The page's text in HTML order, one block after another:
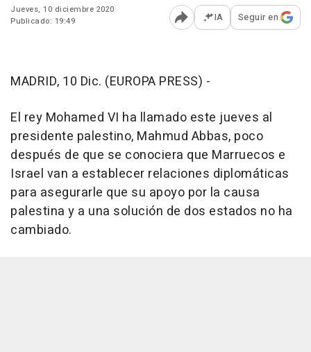
Jueves, 10 diciembre 2020
Publicado: 19:49
Abrir opciones para
IA Seguir en
MADRID, 10 Dic. (EUROPA PRESS) -
El rey Mohamed VI ha llamado este jueves al
presidente palestino, Mahmud Abbas, poco
después de que se conociera que Marruecos e
Israel van a establecer relaciones diplomáticas
para asegurarle que su apoyo por la causa
palestina y a una solución de dos estados no ha
cambiado.